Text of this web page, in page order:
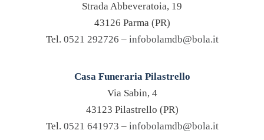
Strada Abbeveratoia, 19
43126 Parma (PR)
Tel. 0521 292726 – infobolamdb@bola.it
Casa Funeraria Pilastrello
Via Sabin, 4
43123 Pilastrello (PR)
Tel. 0521 641973 – infobolamdb@bola.it